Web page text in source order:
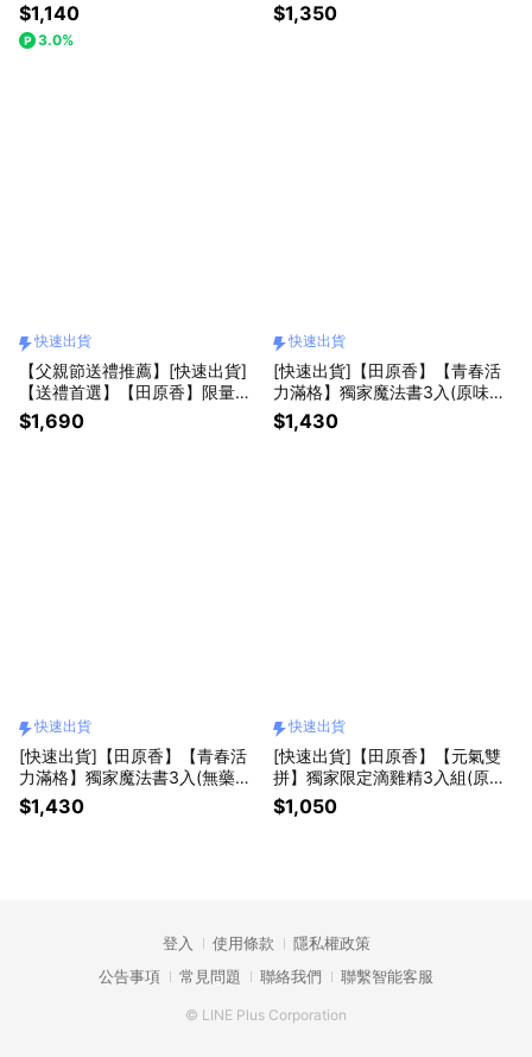
族/上班族全方位調理 (常溫)
$1,140
3.0%
藥材 3入+原味PLUS 3入)＋送常
溫滴雞精1入(LINE禮物獨家)
$1,350
快速出貨
【父親節送禮推薦】[快速出貨]
【送禮首選】【田原香】限量花
開富貴常溫滴雞精禮盒 (10入)
$1,690
快速出貨
[快速出貨]【田原香】【青春活
力滿格】獨家魔法書3入(原味PL
US)+童顏美肌飲(6入)(常溫品)
$1,430
快速出貨
[快速出貨]【田原香】【青春活
力滿格】獨家魔法書3入(無藥材
滴雞精)+童顏美肌飲(6入)
$1,430
快速出貨
[快速出貨]【田原香】【元氣雙
拼】獨家限定滴雞精3入組(原味
PLUS)+元氣美人茶(6入) [常溫
品]
$1,050
登入 使用條款
隱私權政策
公告事項
常見問題 聯絡我們 聯繫智能客服
© LINE Plus Corporation